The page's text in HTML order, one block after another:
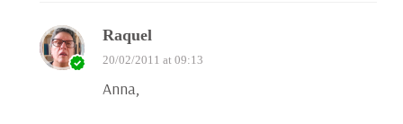
Raquel
20/02/2011 at 09:13
Anna,